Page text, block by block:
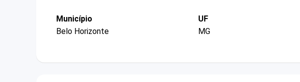
Município
Belo Horizonte
UF
MG